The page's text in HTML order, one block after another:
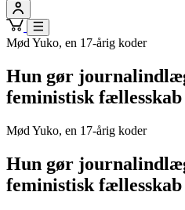
Mød Yuko, en 17-årig koder
Hun gør
feministisk
Mød Yuko, en 17-årig koder
Hun gør
feministisk